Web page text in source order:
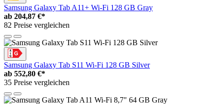
Samsung Galaxy Tab A11+ Wi-Fi 128 GB Gray
ab 204,87 €*
82 Preise vergleichen
Samsung Galaxy Tab S11 Wi-Fi 128 GB Silver
ab 552,80 €*
35 Preise vergleichen